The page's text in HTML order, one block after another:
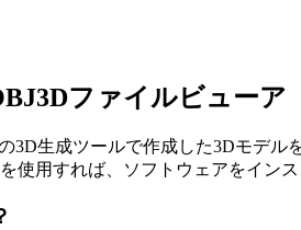
ファイルビューア
3D生成ツールで作成した3Dモデ
用すれば、ソフトウェアをイン